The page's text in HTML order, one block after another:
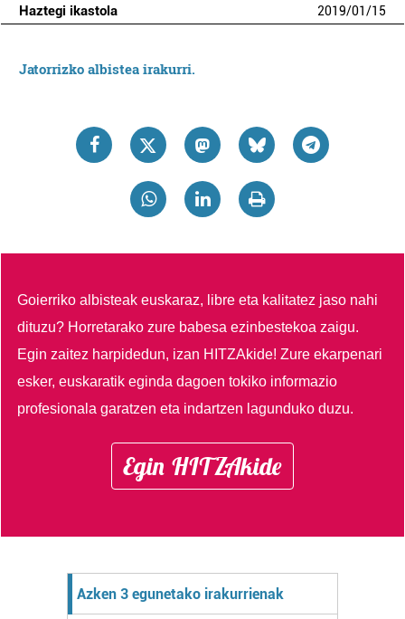
Haztegi ikastola 2019/01/15
Jatorrizko albistea irakurri.
Goierriko albisteak euskaraz, libre eta kalitatez jaso nahi
dituzu? Horretarako zure babesa ezinbestekoa zaigu.
Egin zaitez harpidedun, izan HITZAkide!Zure ekarpenari
esker, euskaratik eginda dagoen tokiko informazio
profesionala garatzen eta indartzen lagunduko duzu.
Egin HITZAkide
Azken 3 egunetako irakurrienak